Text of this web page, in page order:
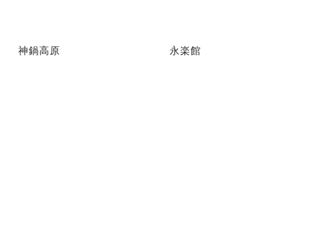
神鍋高原 永楽館